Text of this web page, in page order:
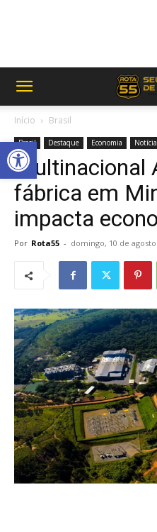
Abrir a barra de ferramentas
Início Brasil
Brasil Destaque Economia
Multinacional
fábrica em
impacta
Por Rota55 - domingo, 10 de